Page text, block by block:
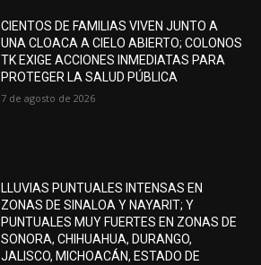
CIENTOS DE FAMILIAS VIVEN JUNTO A
UNA CLOACA A CIELO ABIERTO; COLONOS
TK EXIGE ACCIONES INMEDIATAS PARA
PROTEGER LA SALUD PÚBLICA
7 de agosto de 2026
LLUVIAS PUNTUALES INTENSAS EN
ZONAS DE SINALOA Y NAYARIT; Y
PUNTUALES MUY FUERTES EN ZONAS DE
SONORA, CHIHUAHUA, DURANGO,
JALISCO, MICHOACÁN, ESTADO DE